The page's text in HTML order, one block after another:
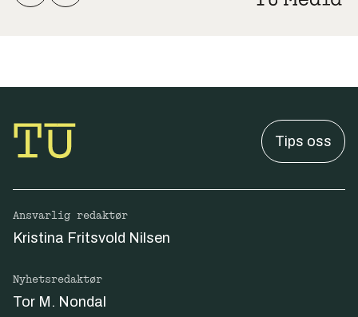
Tips oss
Ansvarlig redaktør
Kristina Fritsvold Nilsen
Nyhetsredaktør
Tor M. Nondal